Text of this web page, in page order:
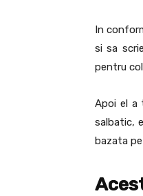
In
si sa
pentru
Apoi el a
salbatic,
bazata